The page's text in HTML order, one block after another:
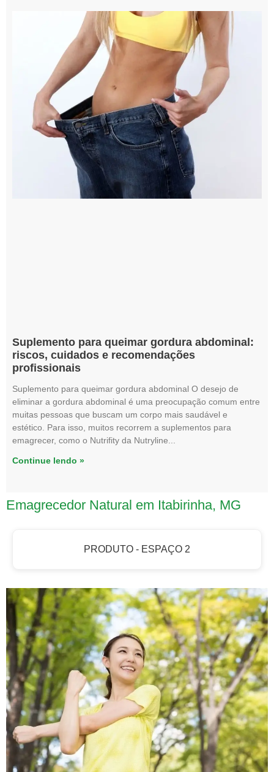
Suplemento para queimar gordura abdominal:
riscos, cuidados e recomendações
profissionais
Suplemento para queimar gordura abdominal O desejo de
eliminar a gordura abdominal é uma preocupação comum entre
muitas pessoas que buscam um corpo mais saudável e
estético. Para isso, muitos recorrem a suplementos para
emagrecer, como o Nutrifity da Nutryline
Continue lendo »
Emagrecedor Natural em Itabirinha, MG
PRODUTO - ESPAÇO 2